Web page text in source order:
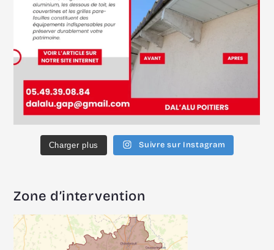
Charger plus Suivre sur Instagram
Zone d’intervention